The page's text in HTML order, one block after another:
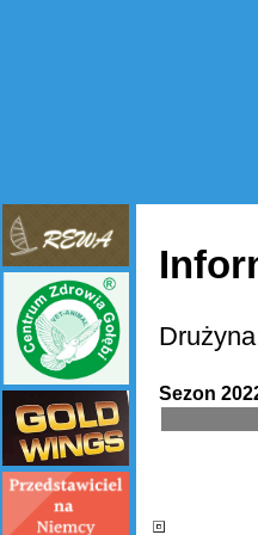
Sezon